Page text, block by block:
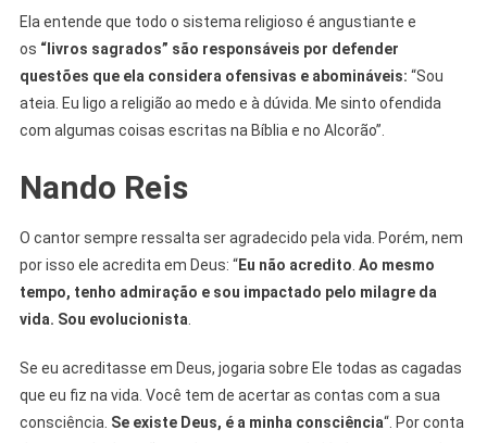
Ela entende que todo o sistema religioso é angustiante e
os “livros sagrados” são responsáveis por defender
questões que ela considera ofensivas e abomináveis: “Sou
ateia. Eu ligo a religião ao medo e à dúvida. Me sinto ofendida
com algumas coisas escritas na Bíblia e no Alcorão”.
Nando Reis
O cantor sempre ressalta ser agradecido pela vida. Porém, nem
por isso ele acredita em Deus: “Eu não acredito. Ao mesmo
tempo, tenho admiração e sou impactado pelo milagre da
vida. Sou evolucionista.
Se eu acreditasse em Deus, jogaria sobre Ele todas as cagadas
que eu fiz na vida. Você tem de acertar as contas com a sua
consciência. Se existe Deus, é a minha consciência“. Por conta